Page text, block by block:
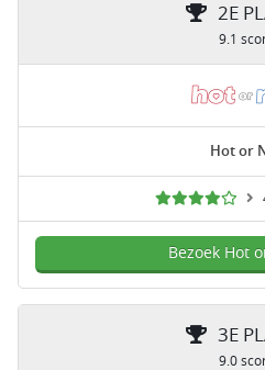
2E
9.1
Hot or
Bezoek Hot
3E
9.0